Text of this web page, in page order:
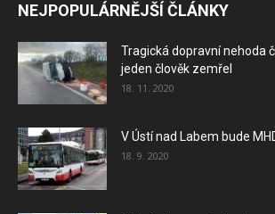
NEJPOPULÁRNĚJŠÍ ČLÁNKY
Tragická dopravní nehoda
jeden člověk zemřel
18. 11. 2020
V Ústí nad Labem bude
18. 9. 2020